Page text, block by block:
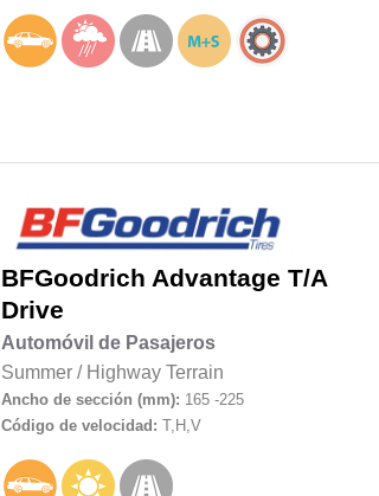
BFGoodrich Advantage T/A
Drive
Automóvil de Pasajeros
Summer/ Highway Terrain
Ancho de sección (mm): 165 -225
Código de velocidad: T,H,V